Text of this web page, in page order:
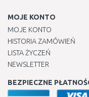
MOJE KONTO
MOJE KONTO
HISTORIA ZAMÓWIEŃ
LISTA ŻYCZEŃ
NEWSLETTER
BEZPIECZNE